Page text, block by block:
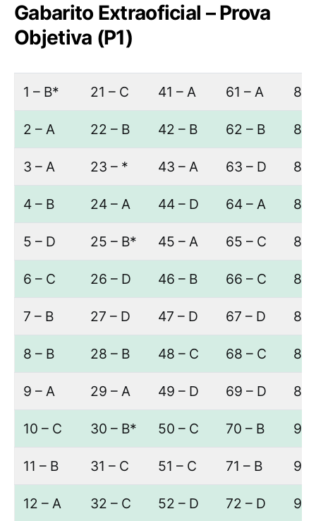
Gabarito Extraoficial – Prova
Objetiva (P1)
1 – B* 21 – C 41 – A 61 – A 81
2 – A 22 – B 42 – B 62 – B 82
3 – A 23 – * 43 – A 63 – D 83
4 – B 24 – A 44 – D 64 – A 84
5 – D 25 – B* 45 – A 65 – C 85
6 – C 26 – D 46 – B 66 – C 86
7 – B 27 – D 47 – D 67 – D 87
8 – B 28 – B 48 – C 68 – C 88
9 – A 29 – A 49 – D 69 – D 89
10 – C 30 – B* 50 – C 70 – B 90
11 – B 31 – C 51 – C 71 – B 91
12 – A 32 – C 52 – D 72 – D 92